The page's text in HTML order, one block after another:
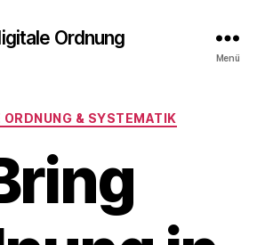
Ordnung
Menü
Kategorien
ORDNUNG & SYSTEMATIK